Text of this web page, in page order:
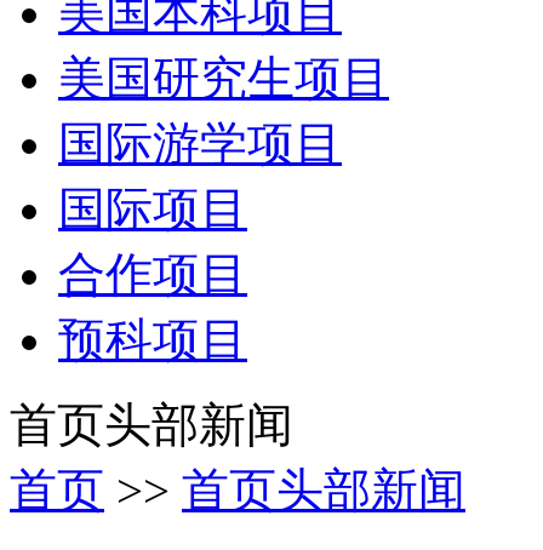
美国本科项目
美国研究生项目
国际游学项目
国际项目
合作项目
预科项目
首页头部新闻
首页 >> 首页头部新闻